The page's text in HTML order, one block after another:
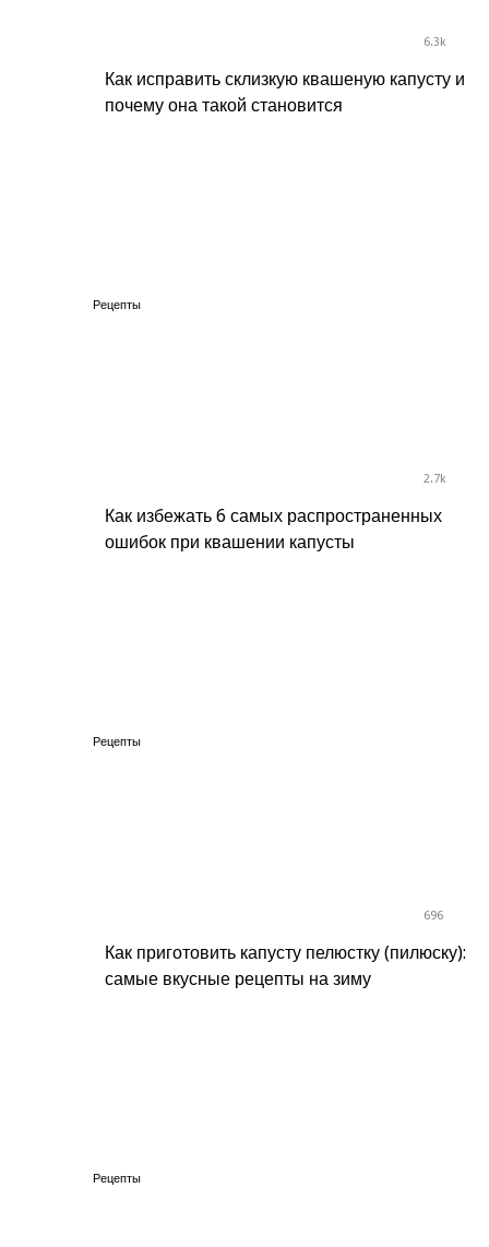
6.3k
Как исправить склизкую квашеную капусту и
почему она такой становится
Рецепты
2.7k
Как избежать 6 самых распространенных
ошибок при квашении капусты
Рецепты
696
Как приготовить капусту пелюстку (пилюску):
самые вкусные рецепты на зиму
Рецепты